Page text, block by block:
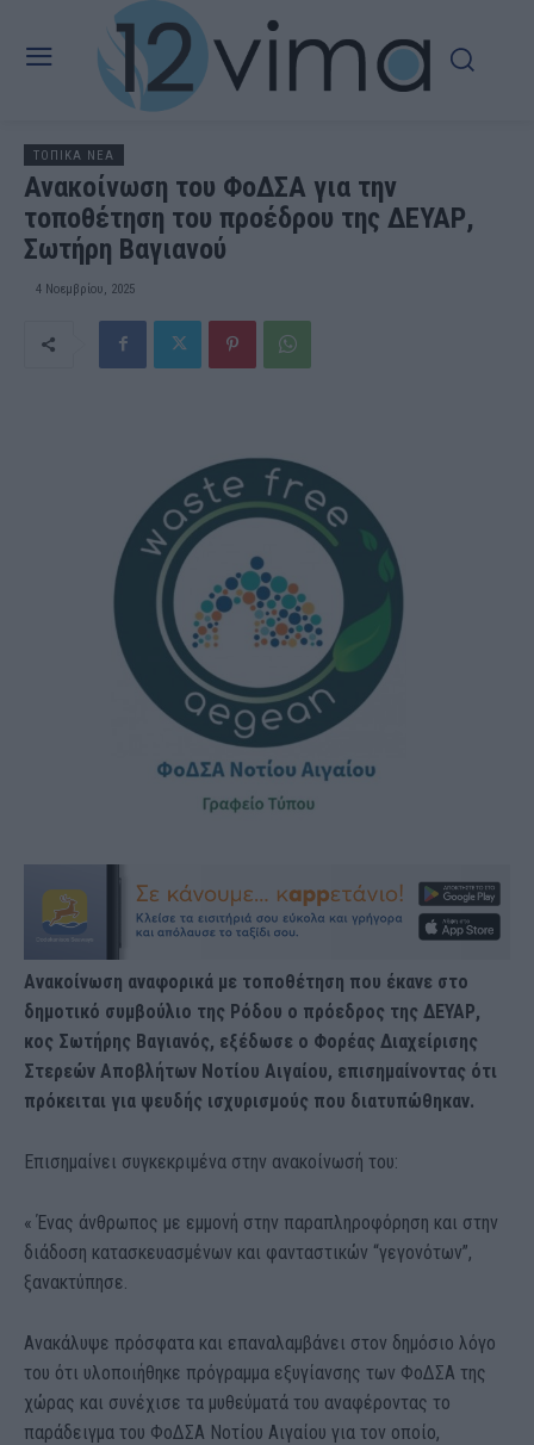
ΤΟΠΙΚΑ ΝΕΑ
Ανακοίνωση του ΦοΔΣΑ για την
τοποθέτηση του προέδρου της ΔΕΥΑΡ,
Σωτήρη Βαγιανού
4 Νοεμβρίου, 2025
Ανακοίνωση αναφορικά με τοποθέτηση που έκανε στο
δημοτικό συμβούλιο της Ρόδου ο πρόεδρος της ΔΕΥΑΡ,
κος Σωτήρης Βαγιανός, εξέδωσε ο Φορέας Διαχείρισης
Στερεών Αποβλήτων Νοτίου Αιγαίου, επισημαίνοντας ότι
πρόκειται για ψευδής ισχυρισμούς που διατυπώθηκαν.
Επισημαίνει συγκεκριμένα στην ανακοίνωσή του:
« Ένας άνθρωπος με εμμονή στην παραπληροφόρηση και στην
διάδοση κατασκευασμένων και φανταστικών “γεγονότων”,
ξανακτύπησε.
Ανακάλυψε πρόσφατα και επαναλαμβάνει στον δημόσιο λόγο
του ότι υλοποιήθηκε πρόγραμμα εξυγίανσης των ΦοΔΣΑ της
χώρας και συνέχισε τα μυθεύματά του αναφέροντας το
παράδειγμα του ΦοΔΣΑ Νοτίου Αιγαίου για τον οποίο,